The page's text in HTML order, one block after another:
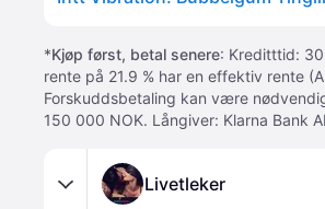
*Kjøp først, betal senere: Kreditttid:
rente på 21.9 % har en effektiv rente
Forskuddsbetaling kan være
150 000 NOK. Långiver: Klarna Bank
Livetleker